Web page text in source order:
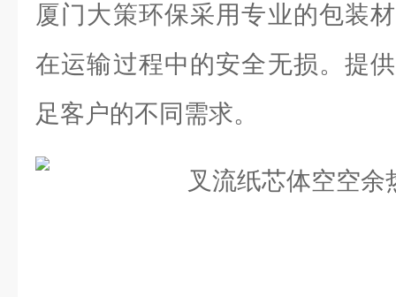
厦门大策环保采用专业的包装
在运输过程中的安全无损。提
足客户的不同需求。